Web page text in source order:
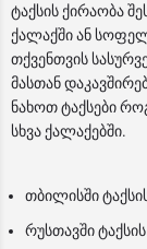
ტაქსის ქირაობა
ქალაქში ან
თქვენთვის
მასთან
ნახოთ ტაქსები
სხვა ქალაქებში.
თბილისში
რუსთავში